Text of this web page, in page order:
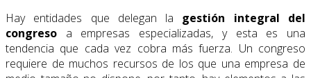
Hay entidades que delegan la gestión integral del
congreso a empresas especializadas, y esta es una
tendencia que cada vez cobra más fuerza. Un congreso
requiere de muchos recursos de los que una empresa de